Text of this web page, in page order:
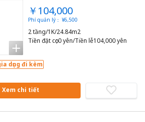
￥104,000
Phí quản lý： ¥6,500
2 tầng/1K/24.84m2
Tiền đặt cọc0 yên/Tiền lễ104,000 yên
dụng đi kèm
Xem chi tiết